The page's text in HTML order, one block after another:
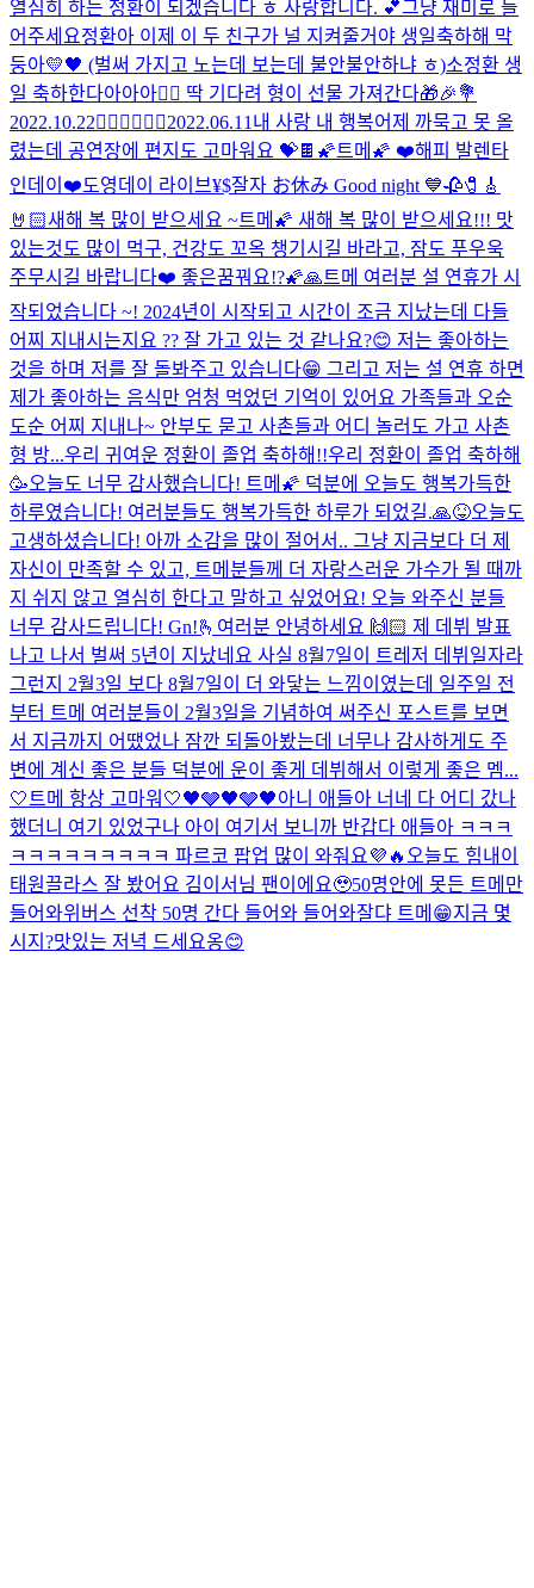
열심히 하는 정환이 되겠습니다 ㅎ 사랑합니다. 💕그냥 재미로 들
어주세요정환아 이제 이 두 친구가 널 지켜줄거야 생일축하해 막
둥아💛🖤 (벌써 가지고 노는데 보는데 불안불안하냐 ㅎ)소정환 생
일 축하한다아아아❤️‍🔥 딱 기다려 형이 선물 가져간다🎁🎉💐
2022.10.22❤️‍🔥❤️‍🔥❤️‍🔥2022.06.11 내 사랑 내 행복어제 까묵고 못 올
렸는데 공연장에 편지도 고마워요 💝🍫 🌠트메🌠 ❤️해피 발렌타
인데이❤️도영데이 라이브¥$잘자 お休み Good night 💙🥀🧷🎸
🤘🏻새해 복 많이 받으세요 ~트메🌠 새해 복 많이 받으세요!!! 맛
있는것도 많이 먹구, 건강도 꼬옥 챙기시길 바라고, 잠도 푸우욱
주무시길 바랍니다❤️ 좋은꿈꿔요!?🌠🙏트메 여러분 설 연휴가 시
작되었습니다 ~! 2024년이 시작되고 시간이 조금 지났는데 다들
어찌 지내시는지요 ?? 잘 가고 있는 것 같나요?😊 저는 좋아하는
것을 하며 저를 잘 돌봐주고 있습니다😁 그리고 저는 설 연휴 하면
제가 좋아하는 음식만 엄청 먹었던 기억이 있어요 가족들과 오순
도순 어찌 지내나~ 안부도 묻고 사촌들과 어디 놀러도 가고 사촌
형 방...우리 귀여운 정환이 졸업 축하해!!우리 정환이 졸업 축하해
🥳오늘도 너무 감사했습니다! 트메🌠 덕분에 오늘도 행복가득한
하루였습니다! 여러분들도 행복가득한 하루가 되었길.🙏😝오늘도
고생하셨습니다! 아까 소감을 많이 절어서.. 그냥 지금보다 더 제
자신이 만족할 수 있고, 트메분들께 더 자랑스러운 가수가 될 때까
지 쉬지 않고 열심히 한다고 말하고 싶었어요! 오늘 와주신 분들
너무 감사드립니다! Gn!🫰 여러분 안녕하세요 🙌🏻 제 데뷔 발표
나고 나서 벌써 5년이 지났네요 사실 8월7일이 트레저 데뷔일자라
그런지 2월3일 보다 8월7일이 더 와닿는 느낌이였는데 일주일 전
부터 트메 여러분들이 2월3일을 기념하여 써주신 포스트를 보면
서 지금까지 어땠었나 잠깐 되돌아봤는데 너무나 감사하게도 주
변에 계신 좋은 분들 덕분에 운이 좋게 데뷔해서 이렇게 좋은 멤...
🤍트메 항상 고마워🤍🖤🩶🖤🩶🖤아니 애들아 너네 다 어디 갔나
했더니 여기 있었구나 아이 여기서 보니까 반갑다 애들아 ㅋㅋㅋ
ㅋㅋㅋㅋㅋㅋㅋㅋㅋ 파르코 팝업 많이 와줘요💜🔥 오늘도 힘내 이
태원끌라스 잘 봤어요 김이서님 팬이에요🥹50명안에 못든 트메만
들어와위버스 선착 50명 간다 들어와 들어와잘댜 트메😁지금 몇
시지?맛있는 저녁 드세요옹😊